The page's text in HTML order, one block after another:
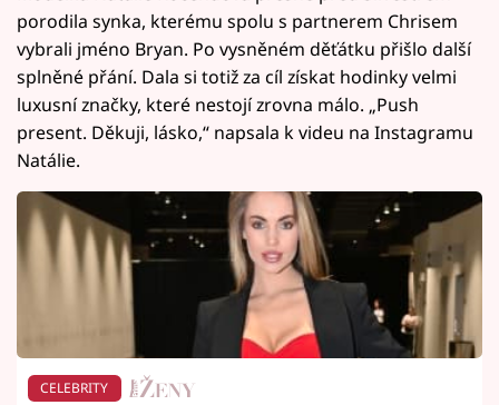
porodila synka, kterému spolu s partnerem Chrisem
vybrali jméno Bryan. Po vysněném děťátku přišlo další
splněné přání. Dala si totiž za cíl získat hodinky velmi
luxusní značky, které nestojí zrovna málo. „Push
present. Děkuji, lásko,“ napsala k videu na Instagramu
Natálie.
CELEBRITY